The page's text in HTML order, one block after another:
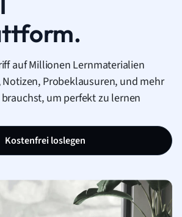
auf Millionen Lernmaterialien
Probeklausuren, und mehr
um perfekt zu lernen
Kostenfrei loslegen